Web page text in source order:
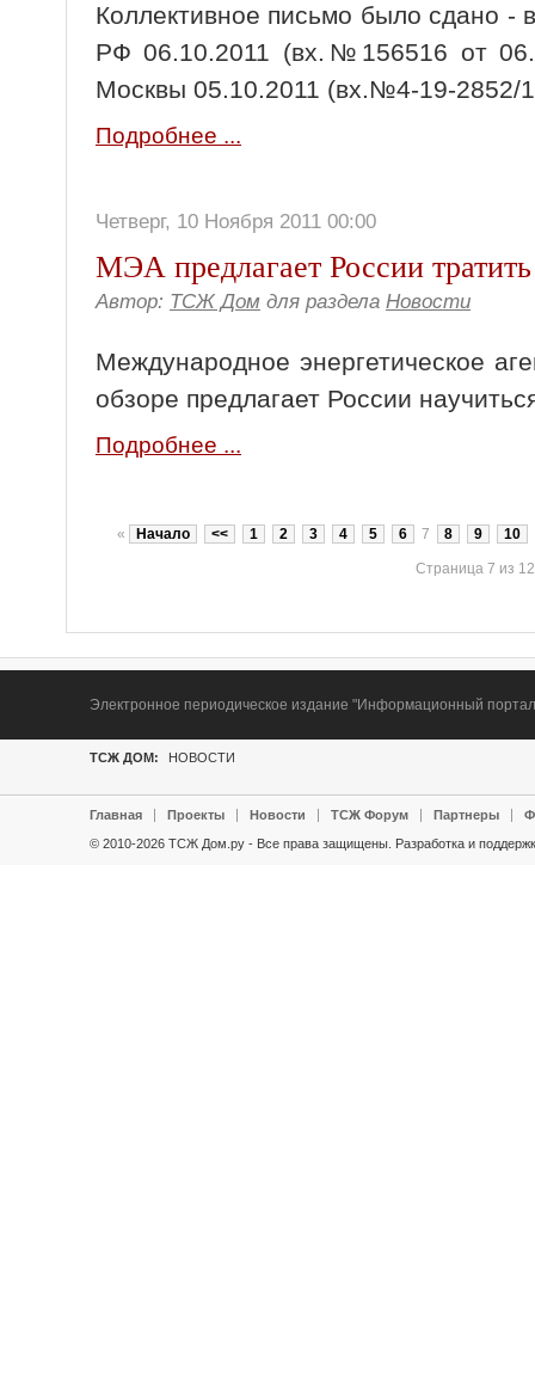
Коллективное письмо было сдано -
РФ 06.10.2011 (вх.№156516 от
Москвы 05.10.2011 (вх.№4-19-2852/
Подробнее ...
Четверг, 10 Ноября 2011 00:00
МЭА предлагает России
Автор: ТСЖ Дом для раздела Новости
Международное энергетическое
обзоре предлагает России
Подробнее ...
« Начало << 1 2 3 4 5 6 7 8 9 10
Страница 7 из 12
Электронное периодическое издание "Информационный
ТСЖ ДОМ: НОВОСТИ
Главная Проекты Новости ТСЖ Форум Партнеры
© 2010-2026 ТСЖ Дом.ру - Все права защищены. Разработка и